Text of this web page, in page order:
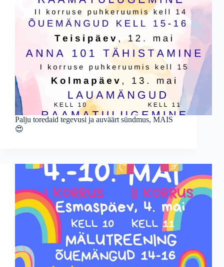
Palju toredaid tegevusi ja auväärt sündmus, MAIS
😍